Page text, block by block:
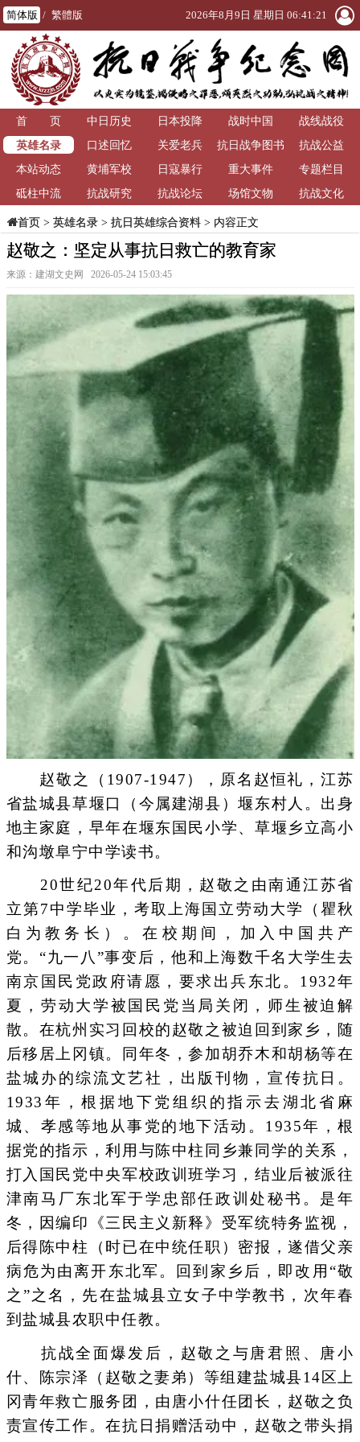
简体版 / 繁體版 2026年8月9日 星期日 06:41:22
首 页 中日历史 日本投降 战时中国
战线战役
英雄名录
口述回忆 关爱老兵
抗日战争图书
馆
抗战公益
本站动态
黄埔军校 日寇暴行 重大事件
专题栏目
砥柱中流
抗战研究 抗战论坛 场馆文物 抗战文化
首页> 英雄名录> 抗日英雄综合资料> 内容正文
赵敬之：坚定从事抗日救亡的教育家
来源：建湖文史网 2026-05-24 15:03:45
赵敬之（1907-1947），原名赵恒礼，江苏
省盐城县草堰口（今属建湖县）堰东村人。出身
地主家庭，早年在堰东国民小学、草堰乡立高小
和沟墩阜宁中学读书。
20世纪20年代后期，赵敬之由南通江苏省
立第7中学毕业，考取上海国立劳动大学（瞿秋
白为教务长）。在校期间，加入中国共产
党。“九一八”事变后，他和上海数千名大学生去
南京国民党政府请愿，要求出兵东北。1932年
夏，劳动大学被国民党当局关闭，师生被迫解
散。在杭州实习回校的赵敬之被迫回到家乡，随
后移居上冈镇。同年冬，参加胡乔木和胡杨等在
盐城办的综流文艺社，出版刊物，宣传抗日。
1933年，根据地下党组织的指示去湖北省麻
城、孝感等地从事党的地下活动。1935年，根
据党的指示，利用与陈中柱同乡兼同学的关系，
打入国民党中央军校政训班学习，结业后被派往
津南马厂东北军于学忠部任政训处秘书。是年
冬，因编印《三民主义新释》受军统特务监视，
后得陈中柱（时已在中统任职）密报，遂借父亲
病危为由离开东北军。回到家乡后，即改用“敬
之”之名，先在盐城县立女子中学教书，次年春
到盐城县农职中任教。
抗战全面爆发后，赵敬之与唐君照、唐小
什、陈宗泽（赵敬之妻弟）等组建盐城县14区上
冈青年救亡服务团，由唐小什任团长，赵敬之负
责宣传工作。在抗日捐赠活动中，赵敬之带头捐